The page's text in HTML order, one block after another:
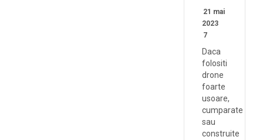
21 mai
2023
7
Daca
folositi
drone
foarte
usoare,
cumparate
sau
construite